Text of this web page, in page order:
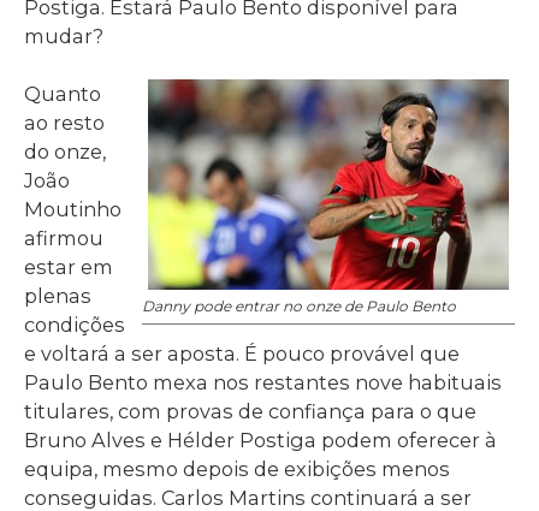
Postiga. Estará Paulo Bento disponível para
mudar?
Danny pode entrar no onze de Paulo Bento
Quanto
ao resto
do onze,
João
Moutinho
afirmou
estar em
plenas
condições
e voltará a ser aposta. É pouco provável que
Paulo Bento mexa nos restantes nove habituais
titulares, com provas de confiança para o que
Bruno Alves e Hélder Postiga podem oferecer à
equipa, mesmo depois de exibições menos
conseguidas. Carlos Martins continuará a ser